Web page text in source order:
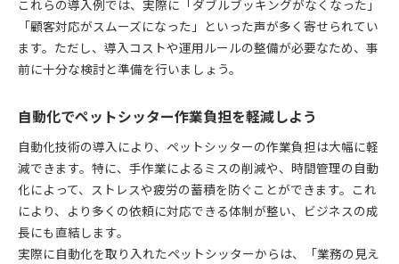
これらの導入例では、実際に「ダブルブッキングがなくなった」
「顧客対応がスムーズになった」といった声が多く寄せられてい
ます。ただし、導入コストや運用ルールの整備が必要なため、事
前に十分な検討と準備を行いましょう。
自動化でペットシッター作業負担を軽減しよう
自動化技術の導入により、ペットシッターの作業負担は大幅に軽
減できます。特に、手作業によるミスの削減や、時間管理の自動
化によって、ストレスや疲労の蓄積を防ぐことができます。これ
により、より多くの依頼に対応できる体制が整い、ビジネスの成
長にも直結します。
実際に自動化を取り入れたペットシッターからは、「業務の見え